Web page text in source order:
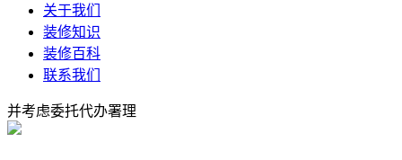
关于我们
装修知识
装修百科
联系我们
并考虑委托代办署理